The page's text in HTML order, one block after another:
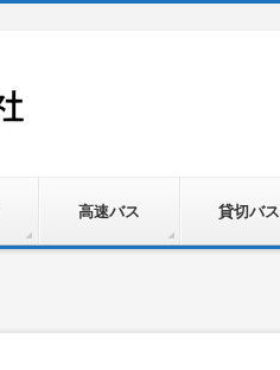
高速バス 貸切バス